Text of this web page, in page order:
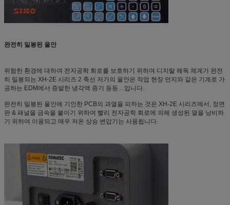
완전히 밀봉된 울안
위험한 환경에 대하여 전자공학 회로를 보호하기 위하여 디지탈 해독 체계가 완전
히 밀봉되는 XH-2E 시리즈 2 축선 저가의 울안은 작업 현장 먼지와 같은 기계로 가
공하는 EDM에서 증발한 냉각액 증기 등등…입니다.
완전히 밀봉된 울안에 기인한 PCB의 과열을 피하는 것은 XH-2E 시리즈에서, 정면
판 & 패널을 금속을 붙이기 위하여 빨리 전자공학 회로에 의해 생성된 열을 낭비하
기 위하여 이용되고 매우 저온 상승 변압기는 사용됩니다.